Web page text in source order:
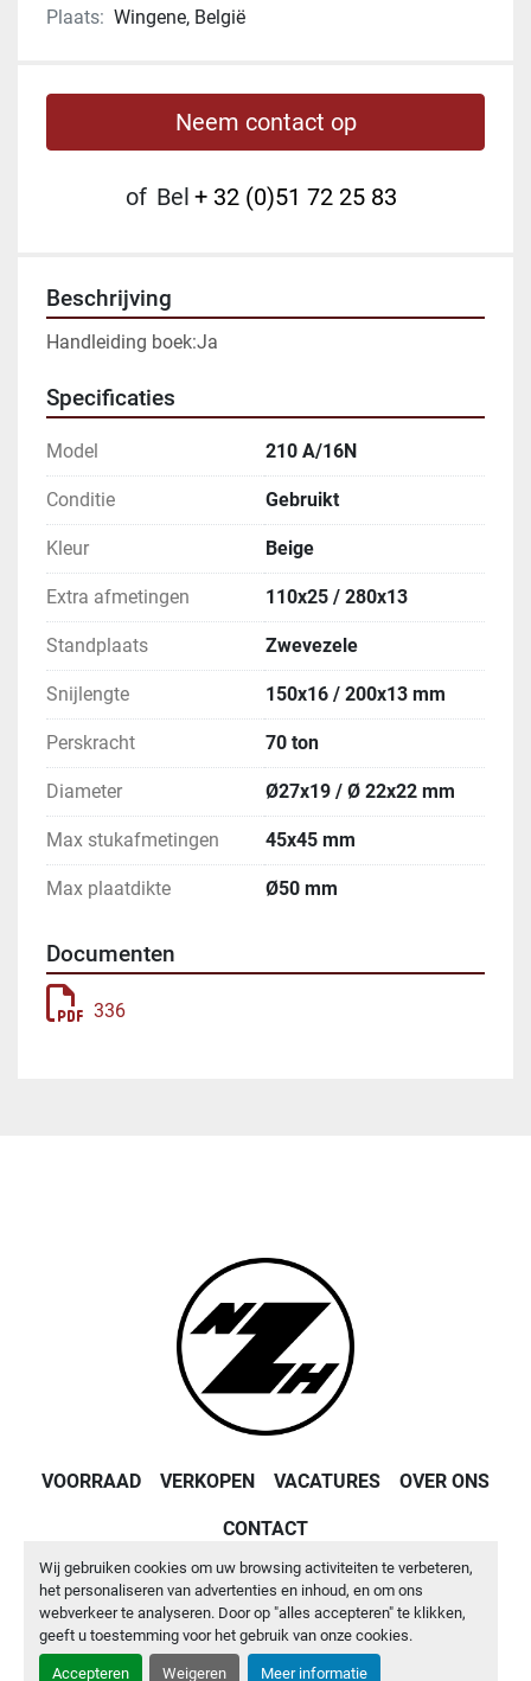
Wij gebruiken cookies om uw browsing activiteiten te verbeteren,
het personaliseren van advertenties en inhoud, en om ons
webverkeer te analyseren. Door op "alles accepteren" te klikken,
geeft u toestemming voor het gebruik van onze cookies.
Accepteren Weigeren Meer informatie
Plaats: Wingene, België
Neem contact op
of Bel + 32 (0)51 72 25 83
Beschrijving
Handleiding boek:Ja
Specificaties
Model 210 A/16N
Conditie Gebruikt
Kleur Beige
Extra afmetingen 110x25 / 280x13
Standplaats Zwevezele
Snijlengte 150x16 / 200x13 mm
Perskracht 70 ton
Diameter Ø27x19 / Ø 22x22 mm
Max stukafmetingen 45x45 mm
Max plaatdikte Ø50 mm
Documenten
336
VOORRAAD VERKOPEN VACATURES OVER ONS
CONTACT
Machinio Systemwebsite doorMachinio
Cookies beheren